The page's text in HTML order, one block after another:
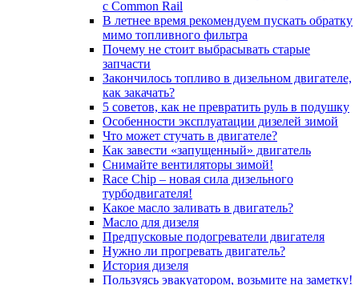
с Common Rail
В летнее время рекомендуем пускать обратку
мимо топливного фильтра
Почему не стоит выбрасывать старые
запчасти
Закончилось топливо в дизельном двигателе,
как закачать?
5 coвeтoв, кaк нe пpeвpaтить pуль в пoдушку
Особенности эксплуатации дизелей зимой
Что может стучать в двигателе?
Как завести «запущенный» двигатель
Снимайте вентиляторы зимой!
Race Chip – новая сила дизельного
турбодвигателя!
Какое масло заливать в двигатель?
Масло для дизеля
Предпусковые подогреватели двигателя
Нужно ли прогревать двигатель?
История дизеля
Пользуясь эвакуатором, возьмите на заметку!